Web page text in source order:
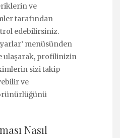
ve
tarafından
edebilirsiniz.
menüsünden
ulaşarak, profilinizin
sizi takip
ve
Nasıl